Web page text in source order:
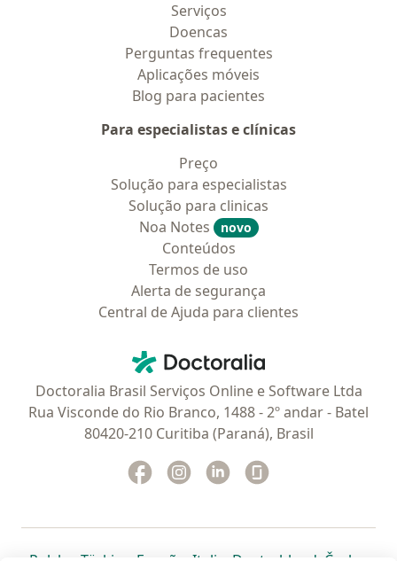
Serviços
Doencas
Perguntas frequentes
Aplicações móveis
Blog para pacientes
Para especialistas e clínicas
Preço
Solução para especialistas
Solução para clinicas
Noa Notes
novo
Conteúdos
Termos de uso
Alerta de segurança
Central de Ajuda para clientes
Doctoralia - Homepage
Doctoralia Brasil Serviços Online e Software Ltda
Rua Visconde do Rio Branco, 1488 - 2º andar - Batel
80420-210 Curitiba (Paraná), Brasil
Facebook
abre num novo separador
Instagram
abre num novo separador
Linkedin
abre num novo